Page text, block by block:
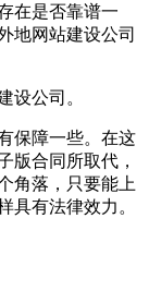
在是否靠谱一
地网站建设公司
设公司。
保障一些。在这
版合同所取代，
角落，只要能上
具有法律效力。